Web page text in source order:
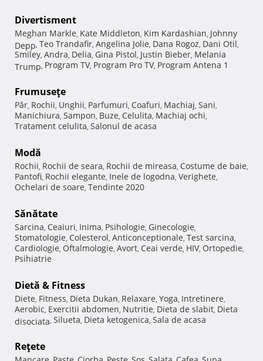
Divertisment
Meghan Markle, Kate Middleton, Kim Kardashian, Johnny
Depp, Teo Trandafir, Angelina Jolie, Dana Rogoz, Dani Otil,
Smiley, Andra, Delia, Gina Pistol, Justin Bieber, Melania
Trump, Program TV, Program Pro TV, Program Antena 1
Frumuseţe
Păr, Rochii, Unghii, Parfumuri, Coafuri, Machiaj, Sani,
Manichiura, Sampon, Buze, Celulita, Machiaj ochi,
Tratament celulita, Salonul de acasa
Modă
Rochii, Rochii de seara, Rochii de mireasa, Costume de baie,
Pantofi, Rochii elegante, Inele de logodna, Verighete,
Ochelari de soare, Tendinte 2020
Sănătate
Sarcina, Ceaiuri, Inima, Psihologie, Ginecologie,
Stomatologie, Colesterol, Anticonceptionale, Test sarcina,
Cardiologie, Oftalmologie, Avort, Ceai verde, HIV, Ortopedie,
Psihiatrie
Dietă & Fitness
Diete, Fitness, Dieta Dukan, Relaxare, Yoga, Intretinere,
Aerobic, Exercitii abdomen, Nutritie, Dieta de slabit, Dieta
disociata, Silueta, Dieta ketogenica, Sala de acasa
Reţete